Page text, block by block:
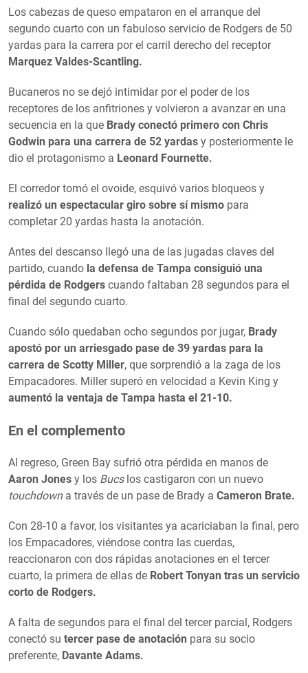
Los cabezas de queso empataron en el arranque del
segundo cuarto con un fabuloso servicio de Rodgers de 50
yardas para la carrera por el carril derecho del receptor
Marquez Valdes-Scantling.
Bucaneros no se dejó intimidar por el poder de los
receptores de los anfitriones y volvieron a avanzar en una
secuencia en la que Brady conectó primero con Chris
Godwin para una carrera de 52 yardas y posteriormente le
dio el protagonismo a Leonard Fournette.
El corredor tomó el ovoide, esquivó varios bloqueos y
realizó un espectacular giro sobre sí mismo para
completar 20 yardas hasta la anotación.
Antes del descanso llegó una de las jugadas claves del
partido, cuando la defensa de Tampa consiguió una
pérdida de Rodgers cuando faltaban 28 segundos para el
final del segundo cuarto.
Cuando sólo quedaban ocho segundos por jugar, Brady
apostó por un arriesgado pase de 39 yardas para la
carrera de Scotty Miller, que sorprendió a la zaga de los
Empacadores. Miller superó en velocidad a Kevin King y
aumentó la ventaja de Tampa hasta el 21-10.
En el complemento
Al regreso, Green Bay sufrió otra pérdida en manos de
Aaron Jones y los Bucslos castigaron con un nuevo
touchdowna través de un pase de Brady a Cameron Brate.
Con 28-10 a favor, los visitantes ya acariciaban la final, pero
los Empacadores, viéndose contra las cuerdas,
reaccionaron con dos rápidas anotaciones en el tercer
cuarto, la primera de ellas de Robert Tonyan tras un servicio
corto de Rodgers.
A falta de segundos para el final del tercer parcial, Rodgers
conectó su tercer pase de anotación para su socio
preferente, Davante Adams.